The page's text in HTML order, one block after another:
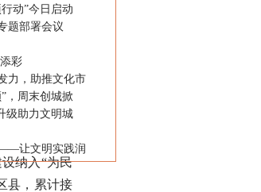
纳入“为民
县，累计接
动”今日启动
题部署会议
彩
力，助推文化市
，周末创城掀
级助力文明城
让文明实践润